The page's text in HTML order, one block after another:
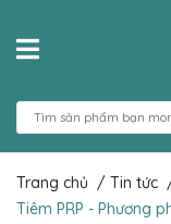
Trang chủ / Tin tức
Tiêm PRP - Phương